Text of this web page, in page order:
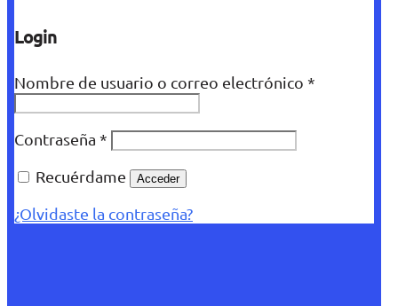
Login
Nombre de usuario o correo electrónico *
Contraseña *
Recuérdame
Acceder
¿Olvidaste la contraseña?